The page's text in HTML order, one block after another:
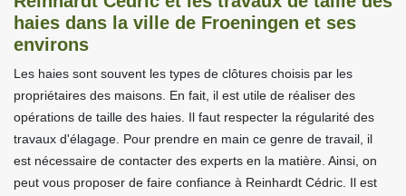
haies dans la ville de Froeningen et ses
environs
Les haies sont souvent les types de clôtures choisis par les
propriétaires des maisons. En fait, il est utile de réaliser des
opérations de taille des haies. Il faut respecter la régularité des
travaux d'élagage. Pour prendre en main ce genre de travail, il
est nécessaire de contacter des experts en la matière. Ainsi, on
peut vous proposer de faire confiance à Reinhardt Cédric. Il est